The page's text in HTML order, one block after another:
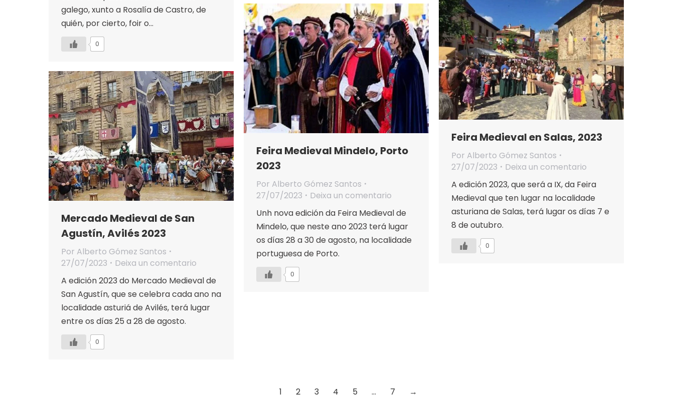
galego, xunto a Rosalía de Castro, de
quién, por cierto, foir o…
0
Feira Medieval en Salas, 2023
Por Alberto Gómez Santos
27/07/2023
Deixa un comentario
A edición 2023, que será a IX, da Feira
Medieval que ten lugar na localidade
asturiana de Salas, terá lugar os días 7 e
8 de outubro.
0
Feira Medieval Mindelo, Porto
2023
Por Alberto Gómez Santos
27/07/2023
Deixa un comentario
Unh nova edición da Feira Medieval de
Mindelo, que neste ano 2023 terá lugar
os días 28 a 30 de agosto, na localidade
portuguesa de Porto.
0
Mercado Medieval de San
Agustín, Avilés 2023
Por Alberto Gómez Santos
27/07/2023
Deixa un comentario
A edición 2023 do Mercado Medieval de
San Agustín, que se celebra cada ano na
localidade asturiá de Avilés, terá lugar
entre os días 25 a 28 de agosto.
0
1 2 3 4 5 … 7 →